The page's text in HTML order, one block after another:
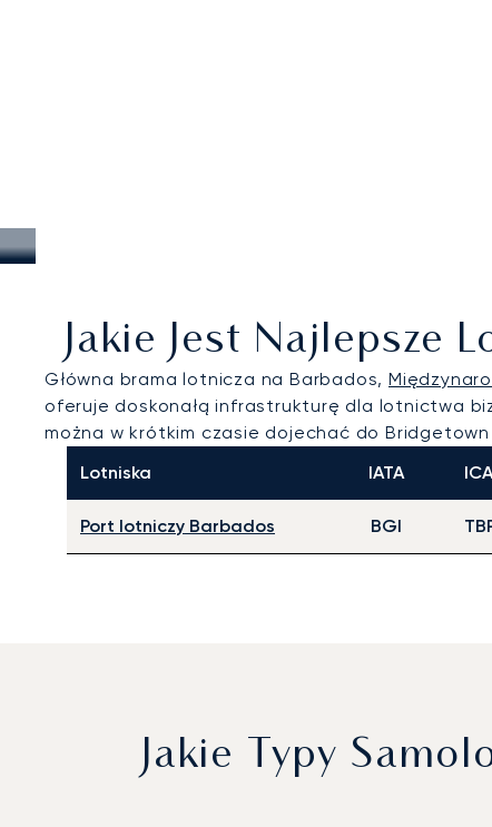
Jakie Jest Najlepsze
Główna brama lotnicza na Barbados,
oferuje doskonałą infrastrukturę dla lotnictwa
można w krótkim czasie dojechać do
Lotniska
IATA
Port lotniczy Barbados BGI
Jakie Typy